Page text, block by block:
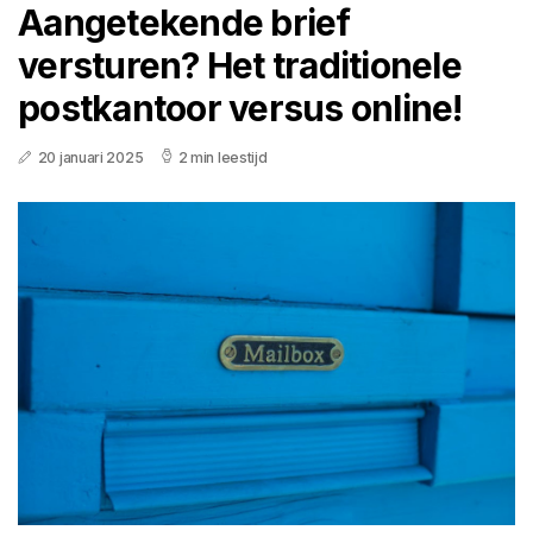
Aangetekende brief
versturen? Het traditionele
postkantoor versus online!
20 januari 2025 2 min leestijd